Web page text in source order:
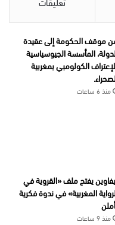
موقف الحكومة إلى عقيدة
المأسسة الجيوسياسية
الكولومبي بمغربية
منذ 6 ساعات
يفتح ملف «القروية في
المغربية» في ندوة فكرية
منذ 9 ساعات